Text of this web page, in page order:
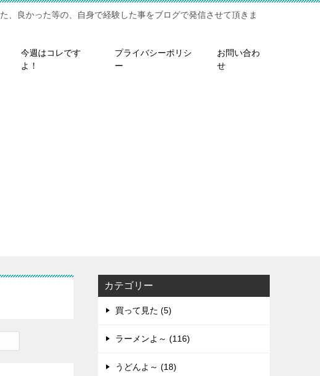
、良かった等の、自身で経験した事をブログで発信させて頂きま
今週はコレです
よ！
プライバシーポリシ
ー
お問い合わ
せ
カテゴリー
買って見た (5)
ラーメンよ～ (116)
うどんよ～ (18)